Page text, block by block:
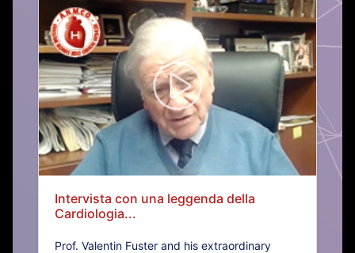
Intervista con una leggenda della
Cardiologia...
Prof. Valentin Fuster and his extraordinary